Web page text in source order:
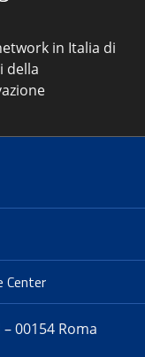
in Italia di
della
Center
00154 Roma